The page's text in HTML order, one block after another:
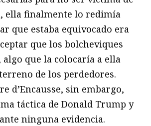
ella finalmente lo redimía
que estaba equivocado era
que los bolcheviques
que la colocaría a ella
de los perdedores.
d’Encausse, sin embargo,
táctica de Donald Trump y
ninguna evidencia.